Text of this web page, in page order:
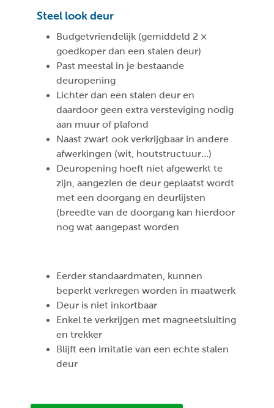
Steel look deur
Budgetvriendelijk (gemiddeld 2 ×
goedkoper dan een stalen deur)
Past meestal in je bestaande
deuropening
Lichter dan een stalen deur en
daardoor geen extra versteviging nodig
aan muur of plafond
Naast zwart ook verkrijgbaar in andere
afwerkingen (wit, houtstructuur…)
Deuropening hoeft niet afgewerkt te
zijn, aangezien de deur geplaatst wordt
met een doorgang en deurlijsten
(breedte van de doorgang kan hierdoor
nog wat aangepast worden
Eerder standaardmaten, kunnen
beperkt verkregen worden in maatwerk
Deur is niet inkortbaar
Enkel te verkrijgen met magneetsluiting
en trekker
Blijft een imitatie van een echte stalen
deur